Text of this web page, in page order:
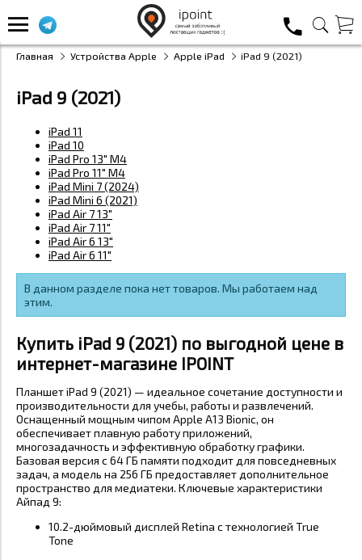
Главная Устройства Apple Apple iPad iPad 9 (2021)
iPad 9 (2021)
iPad 11
iPad 10
iPad Pro 13" M4
iPad Pro 11" M4
iPad Mini 7 (2024)
iPad Mini 6 (2021)
iPad Air 7 13"
iPad Air 7 11"
iPad Air 6 13"
iPad Air 6 11"
В данном разделе пока нет товаров. Мы работаем над
этим.
Купить iPad 9 (2021) по выгодной цене в
интернет-магазине IPOINT
ПланшетiPad 9 (2021) — идеальное сочетание доступности и
производительности для учебы, работы и развлечений.
Оснащенный мощным чипом Apple A13 Bionic, он
обеспечивает плавную работу приложений,
многозадачность и эффективную обработку графики.
Базовая версия с 64 ГБ памяти подходит для повседневных
задач, а модель на 256 ГБ предоставляет дополнительное
пространство для медиатеки. Ключевые характеристики
Айпад 9:
10.2-дюймовый дисплей Retina с технологией True
Tone